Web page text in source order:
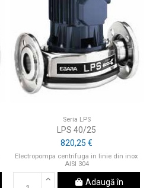
Seria LPS
LPS 40/25
820,25 €
Electropompa centrifuga in linie din inox
AISI 304
Adaugă în